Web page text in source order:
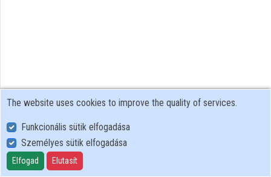
User Policy
Adatkezelési tájékoztató (en)
Cookie Policy
The website uses cookies to improve the quality of services.
Funkcionális sütik elfogadása
Személyes sütik elfogadása
Elfogad Elutasít